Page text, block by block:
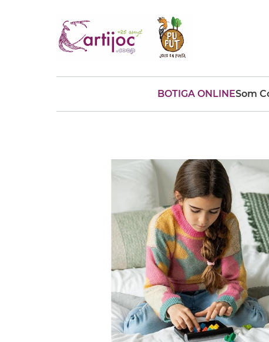
Cuina viatge
BOTIGA ONLINESom